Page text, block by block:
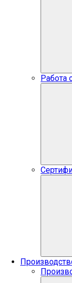
Работа